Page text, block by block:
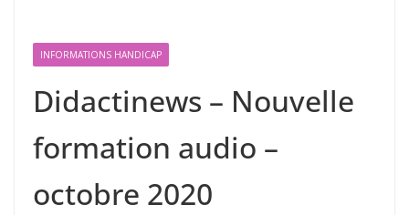
INFORMATIONS HANDICAP
Didactinews – Nouvelle
formation audio –
octobre 2020